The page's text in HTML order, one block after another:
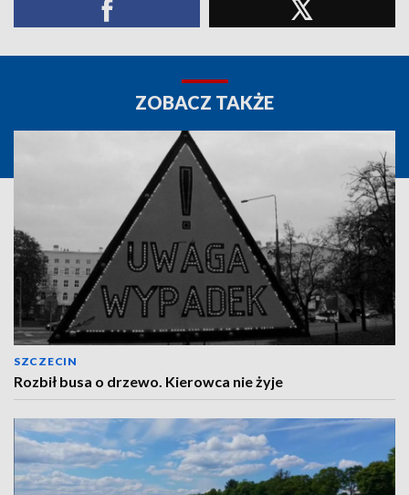
ZOBACZ TAKŻE
SZCZECIN
Rozbił busa o drzewo. Kierowca nie żyje